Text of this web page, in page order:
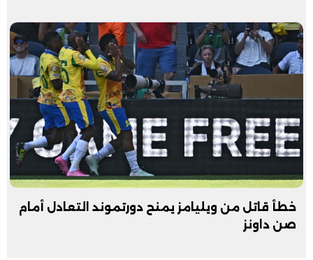
خطأ قاتل من ويليامز يمنح دورتموند التعادل أمام
صن داونز